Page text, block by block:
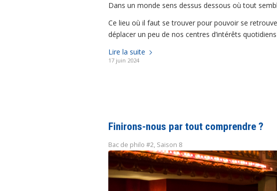
Dans un monde sens dessus dessous où tout
Ce lieu où il faut se trouver pour pouvoir se
déplacer un peu de nos centres d’intérêts
Lire la suite
17 juin 2024
Finirons-nous par tout comprendre ?
Bac de philo #2, Saison 8